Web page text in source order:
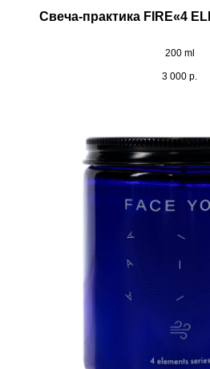
Свеча-практика FIRE«4
200 ml
3 000 р.